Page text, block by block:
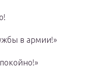
в армии!»